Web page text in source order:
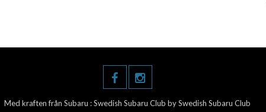
Med kraften från Subaru :Swedish Subaru Club by Swedish Subaru Club